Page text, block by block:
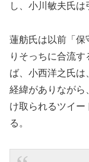
し、小川敏夫氏は
蓮舫氏は以前「保
りそっちに合流す
ば、小西洋之氏は
経緯がありながら
け取られるツイー
る。